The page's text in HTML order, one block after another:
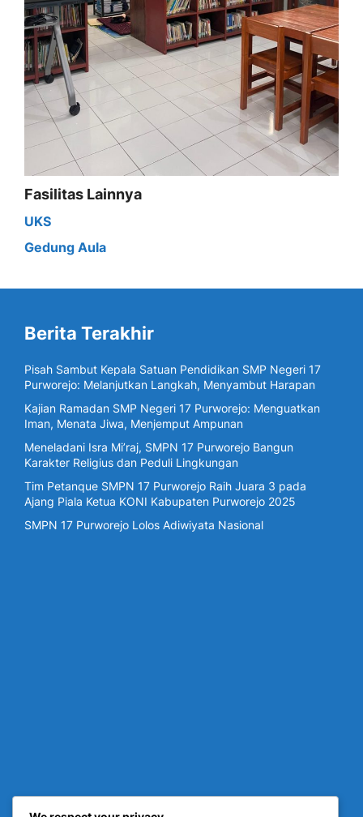
Fasilitas Lainnya
UKS
Gedung Aula
Berita Terakhir
Pisah Sambut Kepala Satuan Pendidikan SMP Negeri 17
Purworejo: Melanjutkan Langkah, Menyambut Harapan
Kajian Ramadan SMP Negeri 17 Purworejo: Menguatkan
Iman, Menata Jiwa, Menjemput Ampunan
Meneladani Isra Mi’raj, SMPN 17 Purworejo Bangun
Karakter Religius dan Peduli Lingkungan
Tim Petanque SMPN 17 Purworejo Raih Juara 3 pada
Ajang Piala Ketua KONI Kabupaten Purworejo 2025
SMPN 17 Purworejo Lolos Adiwiyata Nasional